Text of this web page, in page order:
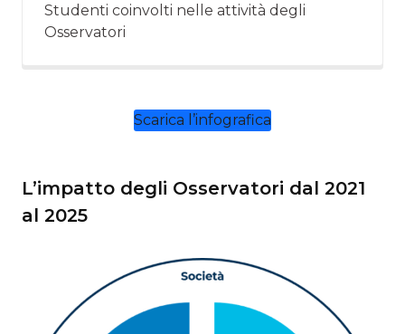
Studenti coinvolti nelle attività degli
Osservatori
Scarica l’infografica
L’impatto degli Osservatori dal 2021
al 2025